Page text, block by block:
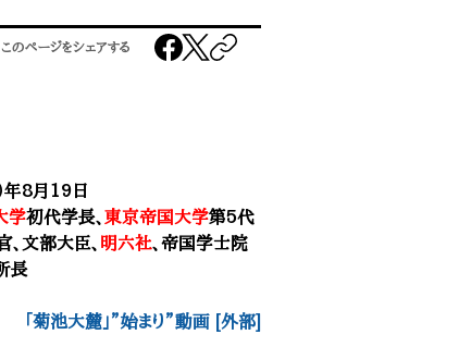
年8月19日
学初代学長、 東京帝国大学第5代
、文部大臣、 明六社、 帝国学士院
長
「菊池大麓」”始まり”動画 [外部]
このページをシェアする